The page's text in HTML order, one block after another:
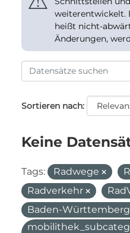
weiterentwickelt.
heißt nicht-
Änderungen,
Sortieren nach
Keine
Tags: Radwege
Radverkehr
Baden-Württemberg